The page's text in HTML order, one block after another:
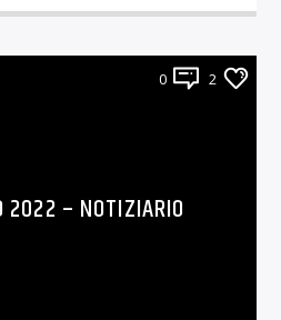
0 2
2022 – NOTIZIARIO